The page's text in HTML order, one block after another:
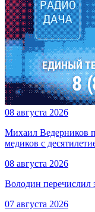
08 августа 2026
Михаил Ведерников
медиков с
08 августа 2026
Володин перечислил
07 августа 2026